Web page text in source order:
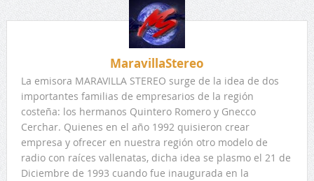
MaravillaStereo
La emisora MARAVILLA STEREO surge de la idea de dos
importantes familias de empresarios de la región
costeña: los hermanos Quintero Romero y Gnecco
Cerchar. Quienes en el año 1992 quisieron crear
empresa y ofrecer en nuestra región otro modelo de
radio con raíces vallenatas, dicha idea se plasmo el 21 de
Diciembre de 1993 cuando fue inaugurada en la